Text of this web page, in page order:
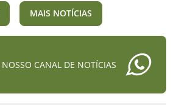
MAIS NOTÍCIAS
CANAL DE NOTÍCIAS